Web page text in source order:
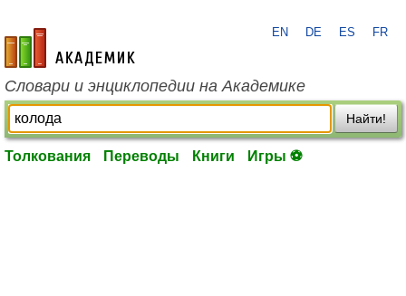
academic.ru
EN DE ES FR
Словари и энциклопедии на Академике
Найти!
Толкования Переводы Книги Игры ⚽